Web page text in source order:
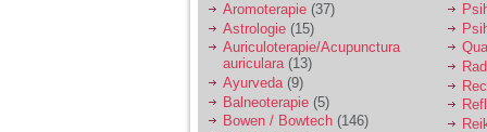
Sunt casatorita, am
31 de ani si un copil in
varsta de 2 ani care
mi-e lumina ochilor.
De ceva timp simt ca
mi s-a adunat
Aromoterapie (37)
Astrologie (15)
Auriculoterapie/Acupunctura
auriculara(13)
Ayurveda(9)
Balneoterapie (5)
Bowen / Bowtech (146)